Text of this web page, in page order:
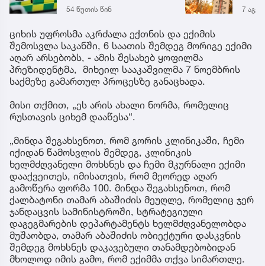
მდგომარეობაში მყოფი
ახალგაზრდა
გადაარჩინეს
54 წუთის წინ 7 აგვ
ციხის უფროსმა აკრძალა ექთნის და ექიმის
შემოსვლა საკანში, 6 საათის შემდეგ მორიგე ექიმი
აღარ არსებობს, - ამის შესახებ ყოფილმა
პრეზიდენტმა, მიხეილ სააკაშვილმა 7 ნოემბრის
საქმეზე გამართულ პროცესზე განაცხადა.
მისი თქმით, „ეს არის ახალი ნორმა, რომელიც
რუსთავის ციხემ დააწესა“.
„მინდა შეგახსენოთ, რომ გორის კლინიკაში, ჩემი
იქიდან წამოსვლის შემდეგ, კლინიკის
ხელმძღვანელი მოხსნეს და ჩემი მკურნალი ექიმი
დააქვეითეს, იმისათვის, რომ მეორედ აღარ
გამოწერა ფორმა 100. მინდა შეგახსენოთ, რომ
ქალბატონი თამარ აბაშიძის მეუღლე, რომელიც ჯერ
ჯანდაცვის სამინისტროში, სტრატეგიული
დაგეგმარების დეპარტამენტს ხელმძღვანელობდა
მუშაობდა, თამარ აბაშიძის ობიექტური დასკვნის
შემდეგ მოხსნეს დაკავებული თანამდებობიდან
მხოლოდ იმის გამო, რომ ექიმმა თქვა სიმართლე.